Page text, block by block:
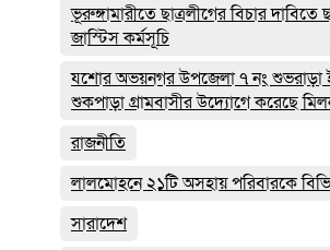
ভূরুঙ্গামারীতে ছাত্রলীগের বিচার দাবিতে
জাস্টিস কর্মসূচি
যশোর অভয়নগর উপজেলা ৭ নং শুভরাড়া
শুকপাড়া গ্রামবাসীর উদ্যোগে করেছে
রাজনীতি
লালমোহনে ২১টি অসহায় পরিবারকে
সারাদেশ